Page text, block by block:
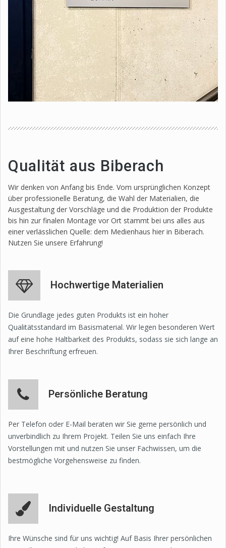
Qualität aus Biberach
Wir denken von Anfang bis Ende. Vom ursprünglichen Konzept
über professionelle Beratung, die Wahl der Materialien, die
Ausgestaltung der Vorschläge und die Produktion der Produkte
bis hin zur finalen Montage vor Ort stammt bei uns alles aus
einer verlässlichen Quelle: dem Medienhaus hier in Biberach.
Nutzen Sie unsere Erfahrung!
Hochwertige Materialien
Die Grundlage jedes guten Produkts ist ein hoher
Qualitätsstandard im Basismaterial. Wir legen besonderen Wert
auf eine hohe Haltbarkeit des Produkts, sodass sie sich lange an
Ihrer Beschriftung erfreuen.
Persönliche Beratung
Per Telefon oder E-Mail beraten wir Sie gerne persönlich und
unverbindlich zu Ihrem Projekt. Teilen Sie uns einfach Ihre
Vorstellungen mit und nutzen Sie unser Fachwissen, um die
bestmögliche Vorgehensweise zu finden.
Individuelle Gestaltung
Ihre Wünsche sind für uns wichtig! Auf Basis Ihrer persönlichen